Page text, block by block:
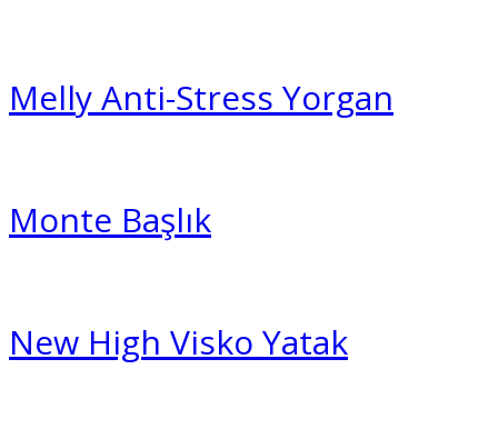
Melly Anti-Stress Yorgan
Monte Başlık
New High Visko Yatak